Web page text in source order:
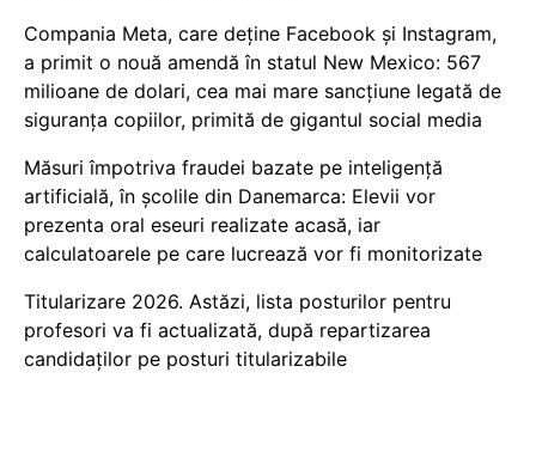
Compania Meta, care deține Facebook și Instagram,
a primit o nouă amendă în statul New Mexico: 567
milioane de dolari, cea mai mare sancțiune legată de
siguranța copiilor, primită de gigantul social media
Măsuri împotriva fraudei bazate pe inteligență
artificială, în școlile din Danemarca: Elevii vor
prezenta oral eseuri realizate acasă, iar
calculatoarele pe care lucrează vor fi monitorizate
Titularizare 2026. Astăzi, lista posturilor pentru
profesori va fi actualizată, după repartizarea
candidaților pe posturi titularizabile